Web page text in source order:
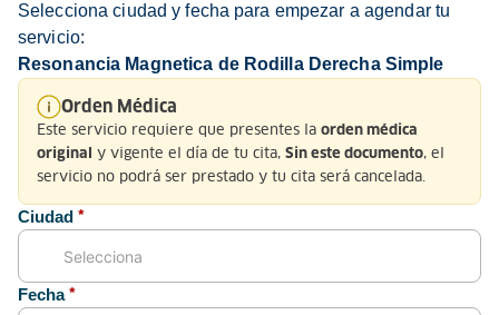
Selecciona ciudad y fecha para empezar a agendar tu
servicio:
Resonancia Magnetica de Rodilla Derecha Simple
Orden Médica
Este servicio requiere que presentes la orden médica
original
y vigente el día de tu cita, Sin este documento, el
servicio no podrá ser prestado y tu cita será cancelada.
Ciudad *
Fecha *
Servicio al Cliente
Normatividad